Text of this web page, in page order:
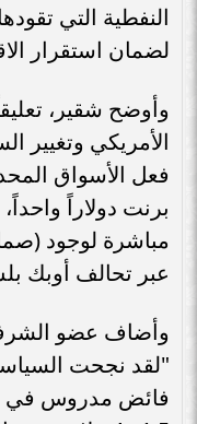
النفطية التي
لضمان استقرار
وأوضح شقير،
الأمريكي وتغيير
فعل الأسواق
برنت دولاراً
مباشرة لوجود
عبر تحالف أوبك
وأضاف عضو الشرف
"لقد نجحت
فائض مدروس في